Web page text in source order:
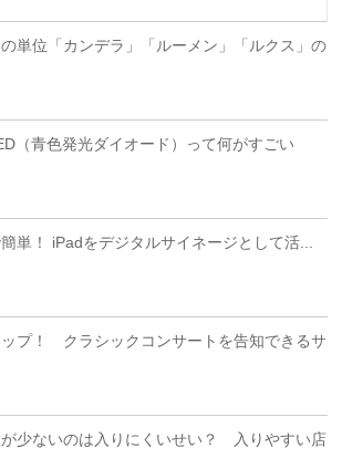
単位「カンデラ」「ルーメン」「ルクス」の
（青色発光ダイオード）って何がすごい
単！ iPadをデジタルサイネージとして活...
プ！ クラシックコンサートを告知できるサ
少ないのは入りにくいせい？ 入りやすい店